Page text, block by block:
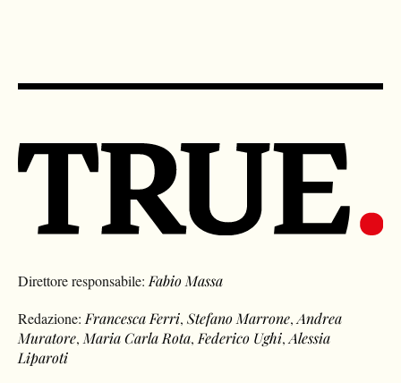
Direttore responsabile: Fabio Massa
Redazione: Francesca Ferri,Stefano Marrone,Andrea
Muratore, Maria Carla Rota, Federico Ughi,Alessia
Liparoti